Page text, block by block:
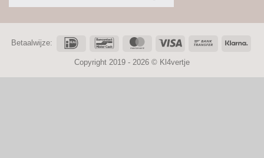
Betaalwijze: IDeal Bancontact MasterCard Visa
Bank
Copyright 2019 - 2026 © Kl4vertje